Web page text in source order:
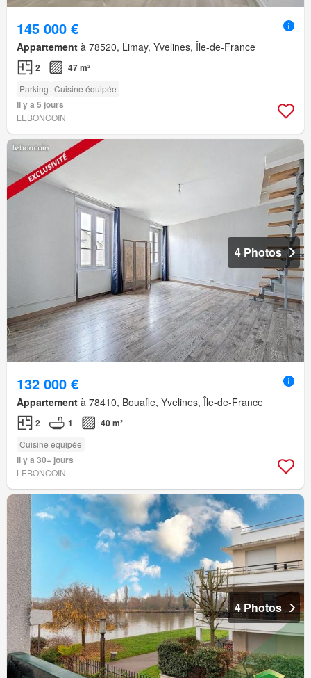
145 000 €
Appartement à 78520, Limay, Yvelines, Île-de-France
2 47 m²
Parking Cuisine équipée
Il y a 5 jours
LEBONCOIN
4 Photos
132 000 €
Appartement à 78410, Bouafle, Yvelines, Île-de-France
2 1 40 m²
Cuisine équipée
Il y a 30+ jours
LEBONCOIN
4 Photos